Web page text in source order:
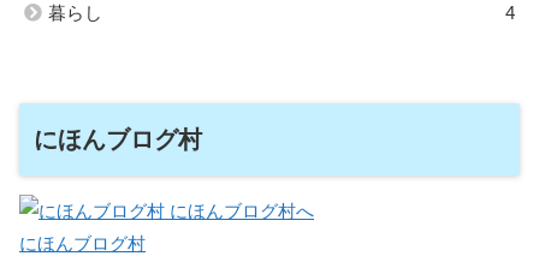
暮らし 4
にほんブログ村
にほんブログ村